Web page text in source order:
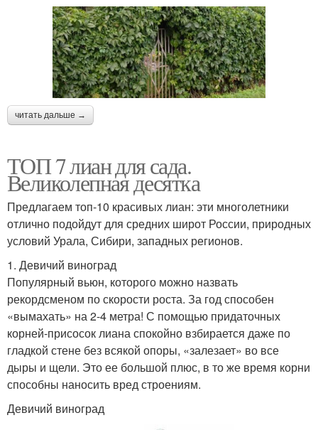
читать дальше →
ТОП 7 лиан для сада.
Великолепная десятка
Предлагаем топ-10 красивых лиан: эти многолетники
отлично подойдут для средних широт России, природных
условий Урала, Сибири, западных регионов.
1. Девичий виноград
Популярный вьюн, которого можно назвать
рекордсменом по скорости роста. За год способен
«вымахать» на 2-4 метра! С помощью придаточных
корней-присосок лиана спокойно взбирается даже по
гладкой стене без всякой опоры, «залезает» во все
дыры и щели. Это ее большой плюс, в то же время корни
способны наносить вред строениям.
Девичий виноград